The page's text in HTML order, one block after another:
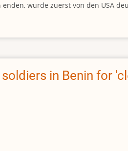
wurde zuerst von den USA
in Benin for